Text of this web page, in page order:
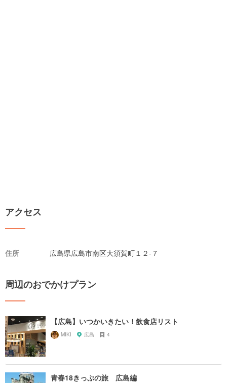
アクセス
住所 広島県広島市南区大須賀町１２-７
周辺のおでかけプラン
【広島】いつかいきたい！飲食店リスト
MIKI 広島 4
青春18きっぷの旅 広島編